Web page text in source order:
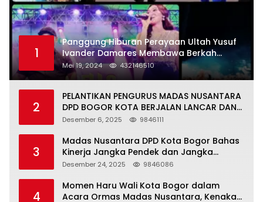
1
Panggung Hiburan Perayaan Ultah Yusuf
Ivander Damares Membawa Berkah
Warga Kejapanan
Mei 19, 2024 432146510
2
PELANTIKAN PENGURUS MADAS NUSANTARA
DPD BOGOR KOTA BERJALAN LANCAR DAN
KHIDMAT
Desember 6, 2025 9846111
3
Madas Nusantara DPD Kota Bogor Bahas
Kinerja Jangka Pendek dan Jangka
Panjang
Desember 24, 2025 9846086
4
Momen Haru Wali Kota Bogor dalam
Acara Ormas Madas Nusantara, Kenakan